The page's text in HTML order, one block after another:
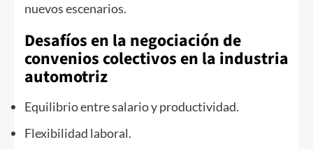
nuevos escenarios.
Desafíos en la negociación de
convenios colectivos en la industria
automotriz
Equilibrio entre salario y productividad.
Flexibilidad laboral.